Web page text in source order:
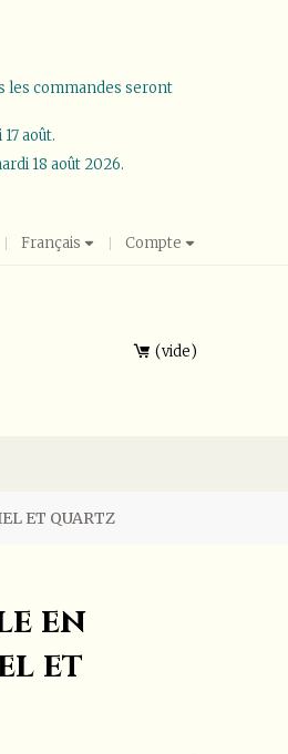
les commandes seront
août.
18 août 2026.
Français Compte
vide
ET QUARTZ
en
et